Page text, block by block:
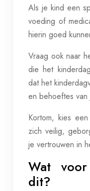
Als je kind een
voeding of
hierin goed
Vraag ook naar
die het
dat het
en behoeftes van
Kortom, kies
zich veilig,
je vertrouwen in
Wat
dit?